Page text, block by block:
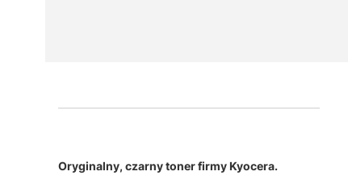
Oryginalny, czarny toner firmy Kyocera.